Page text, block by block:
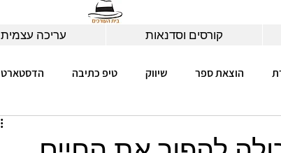
קורסים וסדנאות עריכה עצמית AI
הוצאת ספר שיווק טיפ כתיבה הדסטארט